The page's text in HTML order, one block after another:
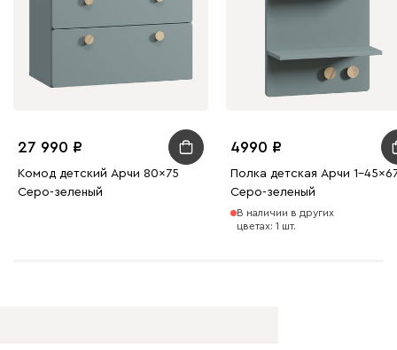
27 990
Комод детский Арчи 80x75
Серо-зеленый
4990
Полка детская Арчи 1-
Серо-зеленый
В наличии в других
цветах: 1 шт.